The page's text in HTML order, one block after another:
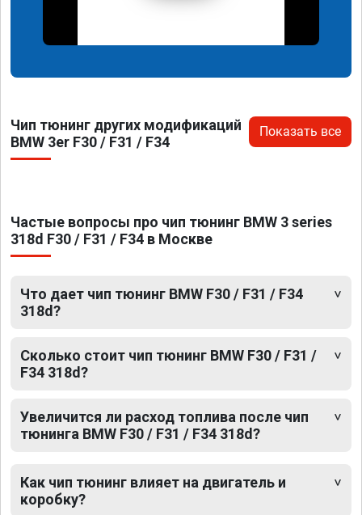
Чип тюнинг других модификаций
BMW 3er F30 / F31 / F34
Показать все
Частые вопросы про чип тюнинг BMW 3 series
318d F30 / F31 / F34 в Москве
Что дает чип тюнинг BMW F30 / F31 / F34
318d?
Сколько стоит чип тюнинг BMW F30 / F31 /
F34 318d?
Увеличится ли расход топлива после чип
тюнинга BMW F30 / F31 / F34 318d?
Как чип тюнинг влияет на двигатель и
коробку?